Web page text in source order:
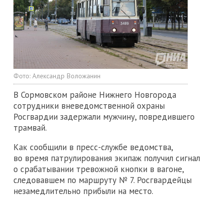
Фото: Александр Воложанин
В Сормовском районе Нижнего Новгорода
сотрудники вневедомственной охраны
Росгвардии задержали мужчину, повредившего
трамвай.
Как сообщили в пресс-службе ведомства,
во время патрулирования экипаж получил сигнал
о срабатывании тревожной кнопки в вагоне,
следовавшем по маршруту № 7. Росгвардейцы
незамедлительно прибыли на место.